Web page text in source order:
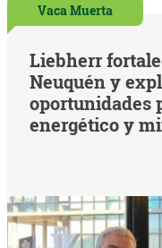
Vaca Muerta
Liebherr
Neuquén y
oportunidades
energético y